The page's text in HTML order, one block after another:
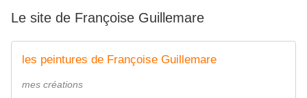
Le site de Françoise Guillemare
les peintures de Françoise Guillemare
mes créations